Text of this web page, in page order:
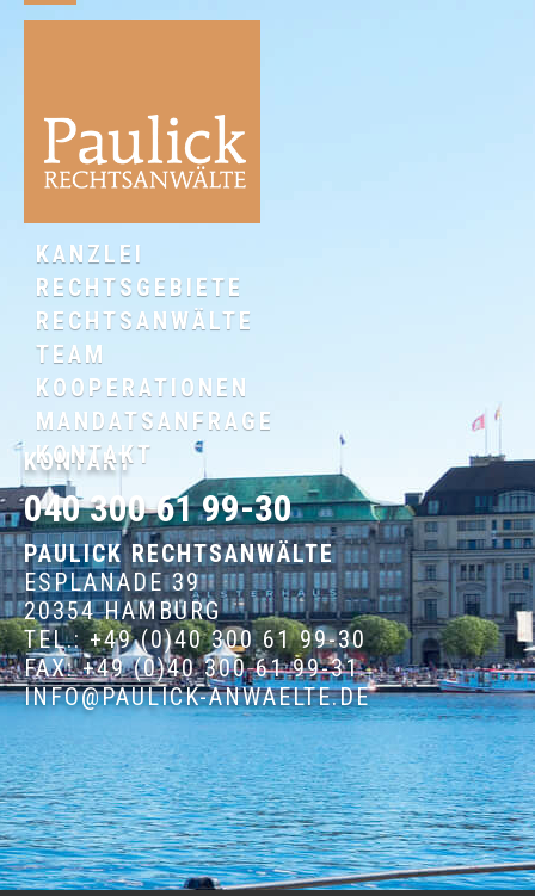
KANZLEI
RECHTSGEBIETE
RECHTSANWÄLTE
TEAM
KOOPERATIONEN
MANDATSANFRAGE
KONTAKT
KONTAKT
040 300 61 99-30
PAULICK RECHTSANWÄLTE
ESPLANADE 39
20354 HAMBURG
TEL.: +49 (0)40 300 61 99-30
FAX: +49 (0)40 300 61 99-31
INFO@PAULICK-ANWAELTE.DE